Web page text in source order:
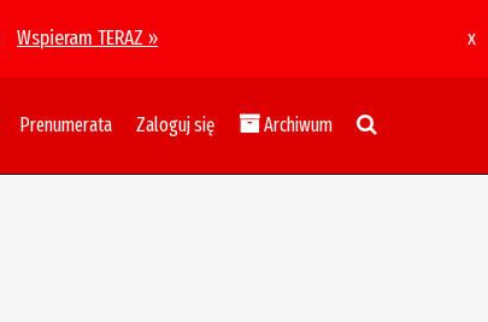
Wspieram TERAZ » x
Prenumerata Zaloguj się Archiwum